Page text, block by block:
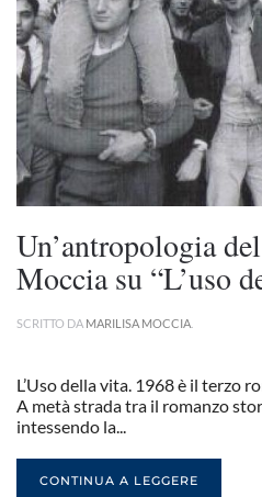
Un’antropologia
Moccia su “L’uso
SCRITTO DA MARILISA MOCCIA
L’Uso della vita. 1968 è il terzo
A metà strada tra il romanzo
intessendo la...
CONTINUA A LEGGERE